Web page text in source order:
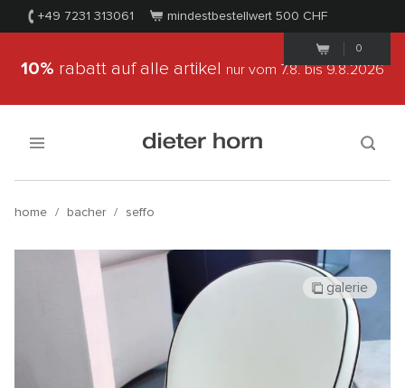
+49 7231 313061 mindestbestellwert 500 CHF
0
10% rabatt auf alle artikel nur vom 7.8.bis 9.8.2026
home / bacher / seffo
galerie